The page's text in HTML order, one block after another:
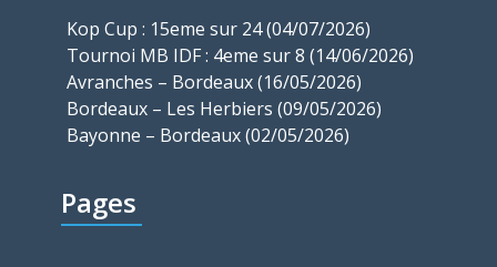
Kop Cup : 15eme sur 24 (04/07/2026)
Tournoi MB IDF : 4eme sur 8 (14/06/2026)
Avranches – Bordeaux (16/05/2026)
Bordeaux – Les Herbiers (09/05/2026)
Bayonne – Bordeaux (02/05/2026)
Pages